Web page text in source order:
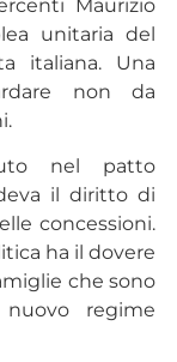
Maurizio
unitaria del
italiana. Una
non da
nel patto
il diritto di
concessioni.
ha il dovere
che sono
regime